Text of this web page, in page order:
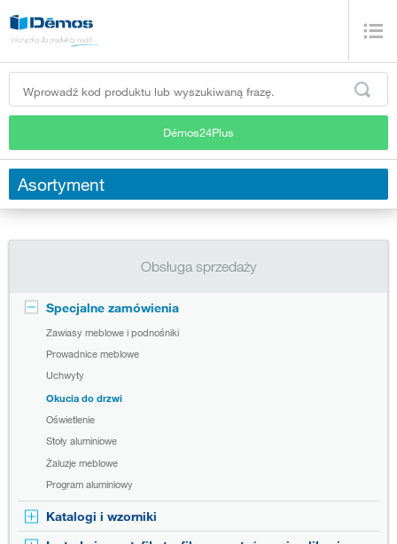
Démos24Plus
Asortyment
Obsługa sprzedaży
Specjalne zamówienia
Zawiasy meblowe i podnośniki
Prowadnice meblowe
Uchwyty
Okucia do drzwi
Oświetlenie
Stoły aluminiowe
Żaluzje meblowe
Program aluminiowy
Katalogi i wzorniki